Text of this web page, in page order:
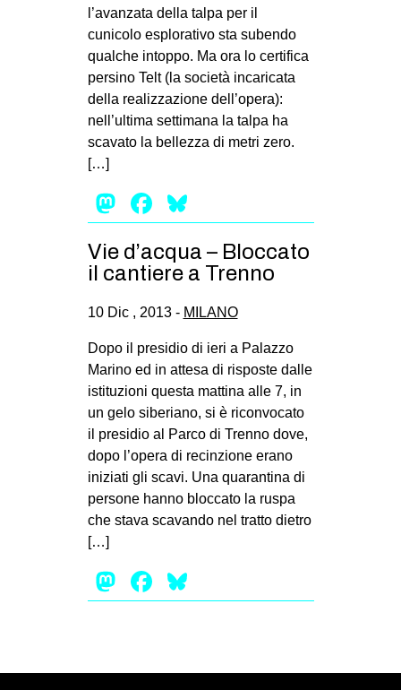
MOVIMENTI
AMBIENTE
ANTIFASCISMO
DIRITTO ALL’ABITARE
GENERI
PRECARIATO
STUDENTI
CULTURE
CINEMA
MANIFESTI
MUSICA
RECENSIONI
INTERNAZIONALE
AFRICA
ESTREMO ORIENTE
l’avanzata della talpa per il
cunicolo esplorativo sta subendo
qualche intoppo. Ma ora lo certifica
persino Telt (la società incaricata
della realizzazione dell’opera):
nell’ultima settimana la talpa ha
scavato la bellezza di metri zero.
[…]
Mastodon
Facebook
Vie d’acqua – Bloccato
il cantiere a Trenno
10 Dic , 2013 - MILANO
Dopo il presidio di ieri a Palazzo
Marino ed in attesa di risposte dalle
istituzioni questa mattina alle 7, in
un gelo siberiano, si è riconvocato
il presidio al Parco di Trenno dove,
dopo l’opera di recinzione erano
iniziati gli scavi. Una quarantina di
persone hanno bloccato la ruspa
che stava scavando nel tratto dietro
[…]
Mastodon
Facebook